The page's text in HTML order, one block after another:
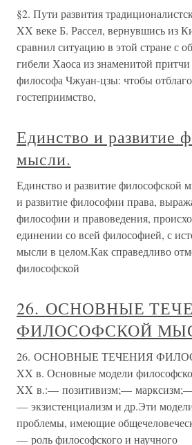
§2. Пути развития
XX веке Б. Рассел, вернувшись из
сравнил ситуацию в этой стране с
гибели Хаоса из знаменитой притчи
философа Чжуан-цзы: чтобы
гостеприимство,
Единство и развитие
мысли.
Единство и развитие философской
и развитие философии права,
философии и правоведения,
единении со всей философией, с
мысли в целом.Как справедливо
философской
26. ОСНОВНЫЕ
ФИЛОСОФСКОЙ
26. ОСНОВНЫЕ ТЕЧЕНИЯ
XX в. Основные модели
XX в.:— позитивизм;—
— экзистенциализм и др.Эти
проблемы, имеющие
— роль философского и научного